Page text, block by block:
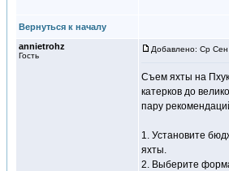
Вернуться к началу
annietrohz
Гость
Добавлено: Ср
Съем яхты на
катерков до
пару
1. Установите
яхты.
2. Выберите